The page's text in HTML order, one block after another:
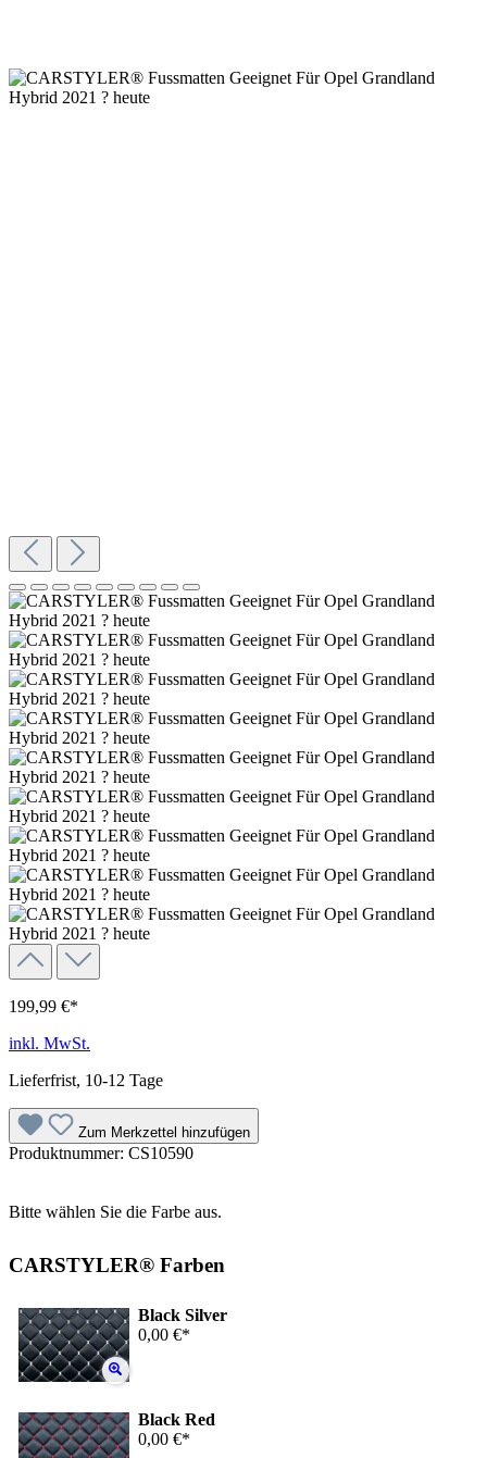
199,99 €*
inkl. MwSt.
Lieferfrist, 10-12 Tage
Zum Merkzettel hinzufügen
Produktnummer: CS10590
Bitte wählen Sie die Farbe aus.
CARSTYLER® Farben
Black Silver
0,00 €*
Black Red
0,00 €*